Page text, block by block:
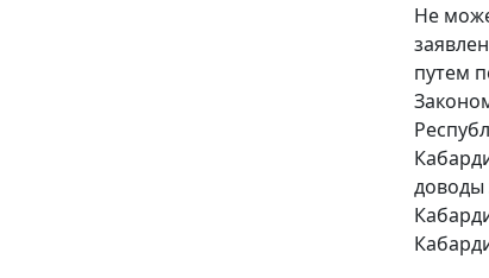
Не
путем
доводы